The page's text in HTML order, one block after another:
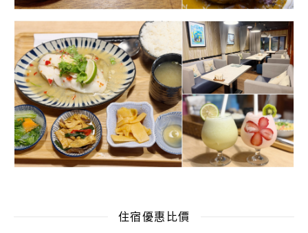
住宿優惠比價